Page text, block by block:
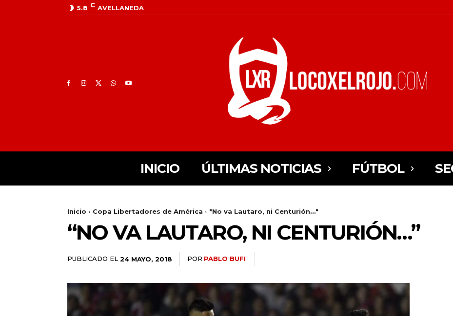
5.8 C AVELLANEDA
INICIO ÚLTIMAS NOTICIAS FÚTBOL
Inicio Copa Libertadores de América "No va Lautaro, ni Centurión..."
“NO VA LAUTARO, NI CENTURIÓN…”
PUBLICADO EL 24 MAYO, 2018 POR PABLO BUFI